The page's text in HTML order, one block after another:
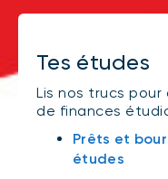
Tes études
Lis nos trucs
de finances
Prêts et
études